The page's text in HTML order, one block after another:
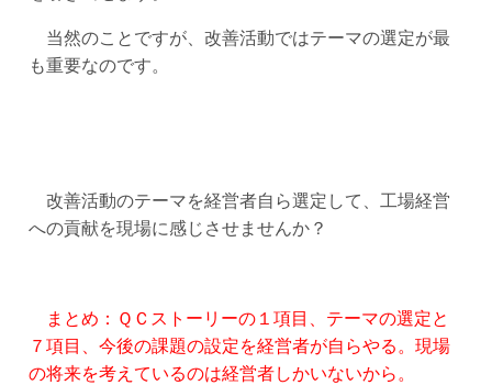
当然のことですが、改善活動ではテーマの選定が最
も重要なのです。
改善活動のテーマを経営者自ら選定して、工場経営
への貢献を現場に感じさせませんか？
まとめ：ＱＣストーリーの１項目、テーマの選定と
７項目、今後の課題の設定を経営者が自らやる。現場
の将来を考えているのは経営者しかいないから。